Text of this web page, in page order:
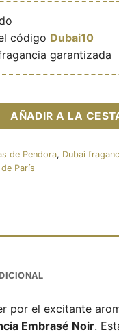
código Dubai10
garantizada
noir 100ml -
AÑADIR A LA
de Pendora, Dubai
París
por el excitante
Embrasé Noir.